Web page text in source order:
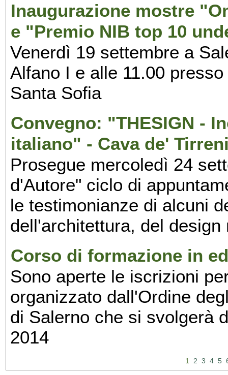
Inaugurazione mostre
e "Premio NIB top 10
Venerdì 19 settembre a
Alfano I e alle 11.00
Santa Sofia
Convegno: "THESIGN -
italiano" - Cava de'
Prosegue mercoledì 24
d'Autore" ciclo di
le testimonianze di alcuni
dell'architettura, del
Corso di formazione in
Sono aperte le iscrizioni
organizzato dall'Ordine
di Salerno che si svolgerà
2014
1 2 3 4 5